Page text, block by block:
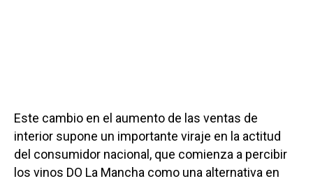
Este cambio en el aumento de las ventas de
interior supone un importante viraje en la actitud
del consumidor nacional, que comienza a percibir
los vinos DO La Mancha como una alternativa en